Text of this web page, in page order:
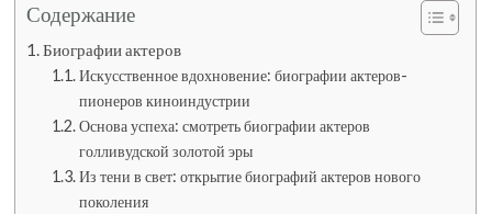
Содержание
Биографии актеров
Искусственное вдохновение: биографии актеров-
пионеров киноиндустрии
Основа успеха: смотреть биографии актеров
голливудской золотой эры
Из тени в свет: открытие биографий актеров нового
поколения